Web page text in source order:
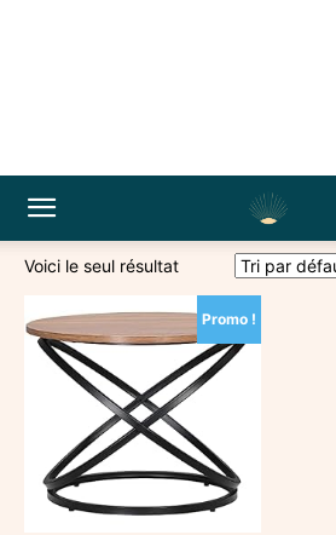
Voici le seul résultat
Promo !